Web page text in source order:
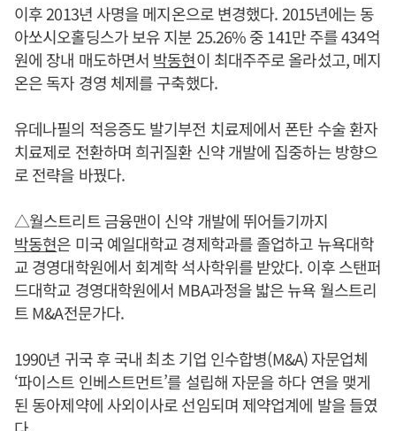
이후 2013년 사명을 메지온으로 변경했다. 2015년에는 동
아쏘시오홀딩스가 보유 지분 25.26% 중 141만 주를 434억
원에 장내 매도하면서 박동현이 최대주주로 올라섰고, 메지
온은 독자 경영 체제를 구축했다.
유데나필의 적응증도 발기부전 치료제에서 폰탄 수술 환자
치료제로 전환하며 희귀질환 신약 개발에 집중하는 방향으
로 전략을 바꿨다.
△월스트리트 금융맨이 신약 개발에 뛰어들기까지
박동현은 미국 예일대학교 경제학과를 졸업하고 뉴욕대학
교 경영대학원에서 회계학 석사학위를 받았다. 이후 스탠퍼
드대학교 경영대학원에서 MBA과정을 밟은 뉴욕 월스트리
트 M&A전문가다.
1990년 귀국 후 국내 최초 기업 인수합병(M&A) 자문업체
‘파이스트 인베스트먼트’를 설립해 자문을 하다 연을 맺게
된 동아제약에 사외이사로 선임되며 제약업계에 발을 들였